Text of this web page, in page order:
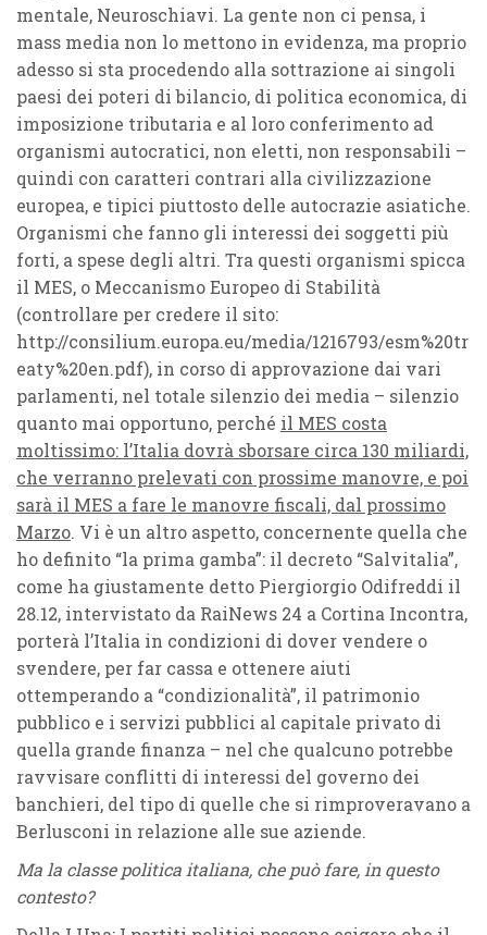
mentale, Neuroschiavi. La gente non ci pensa, i
mass media non lo mettono in evidenza, ma proprio
adesso si sta procedendo alla sottrazione ai singoli
paesi dei poteri di bilancio, di politica economica, di
imposizione tributaria e al loro conferimento ad
organismi autocratici, non eletti, non responsabili –
quindi con caratteri contrari alla civilizzazione
europea, e tipici piuttosto delle autocrazie asiatiche.
Organismi che fanno gli interessi dei soggetti più
forti, a spese degli altri. Tra questi organismi spicca
il MES, o Meccanismo Europeo di Stabilità
(controllare per credere il sito:
http://consilium.europa.eu/media/1216793/esm%20tr
eaty%20en.pdf), in corso di approvazione dai vari
parlamenti, nel totale silenzio dei media – silenzio
quanto mai opportuno, perché il MES costa
moltissimo: l’Italia dovrà sborsare circa 130 miliardi,
che verranno prelevati con prossime manovre, e poi
sarà il MES a fare le manovre fiscali, dal prossimo
Marzo. Vi è un altro aspetto, concernente quella che
ho definito “la prima gamba”: il decreto “Salvitalia”,
come ha giustamente detto Piergiorgio Odifreddi il
28.12, intervistato da RaiNews 24 a Cortina Incontra,
porterà l’Italia in condizioni di dover vendere o
svendere, per far cassa e ottenere aiuti
ottemperando a “condizionalità”, il patrimonio
pubblico e i servizi pubblici al capitale privato di
quella grande finanza – nel che qualcuno potrebbe
ravvisare conflitti di interessi del governo dei
banchieri, del tipo di quelle che si rimproveravano a
Berlusconi in relazione alle sue aziende.
Ma la classe politica italiana, che può fare, in questo
contesto?